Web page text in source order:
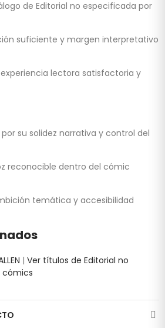
de Editorial no especificada por
suficiente y margen interpretativo
lectora satisfactoria y
por su solidez narrativa y control del
reconocible dentro del cómic
temática y accesibilidad
| Ver títulos de Editorial no
cómics